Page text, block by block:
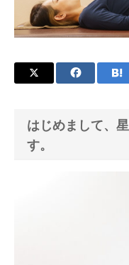
はじめまして、
す。